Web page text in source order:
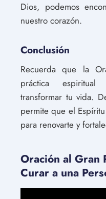
Dios, podemos
nuestro corazón.
Conclusión
Recuerda que la
práctica
transformar tu vida.
permite que el
para renovarte y
Oración al Gran
Curar a una